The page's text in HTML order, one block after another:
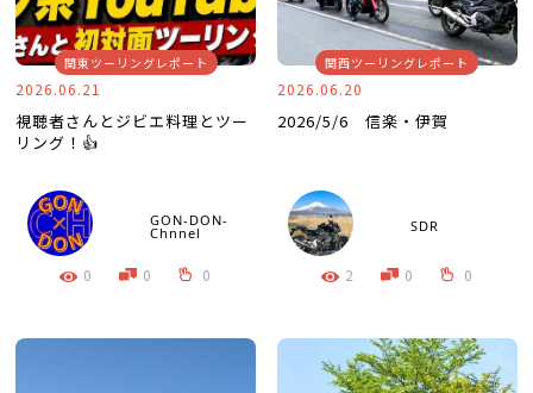
関東ツーリングレポート
2026.06.21
視聴者さんとジビエ料理とツー
リング！👍
GON-DON-
Chnnel
0 0 0
関西ツーリングレポート
2026.06.20
2026/5/6 信楽・伊賀
SDR
2 0 0